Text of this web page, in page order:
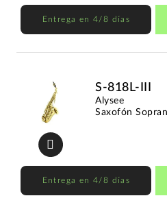
Entrega en 4/8 días
S-818L-III
Alysee
Saxofón
Entrega en 4/8 días